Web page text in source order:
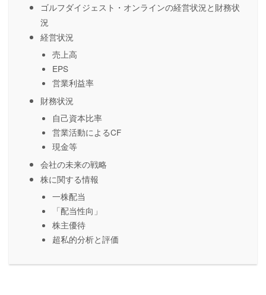
ゴルフダイジェスト・オンラインの経営状況と財務状
況
経営状況
売上高
EPS
営業利益率
財務状況
自己資本比率
営業活動によるCF
現金等
会社の未来の戦略
株に関する情報
一株配当
「配当性向」
株主優待
超私的分析と評価